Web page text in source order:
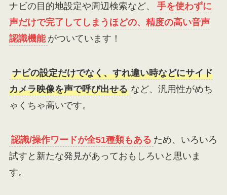
ナビの目的地設定や周辺検索など、
手を使わずに
声だけで完了してしまうほどの、精度の高い音声
認識機能 がついています！
ナビの設定だけでなく、すれ違い時などにサイド
カメラ映像を声で呼び出せる など、汎用性がめち
ゃくちゃ高いです。
認識/操作ワードが全51種類もある ため、いろいろ
試すと新たな発見があっておもしろいと思いま
す。